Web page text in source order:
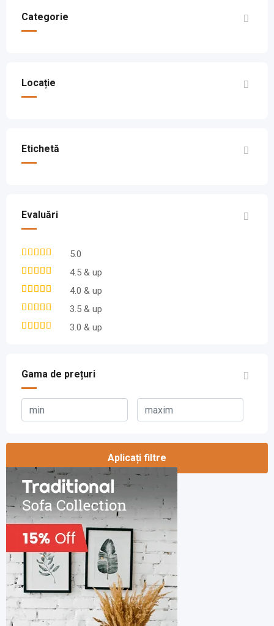
Categorie
Locație
Etichetă
Evaluări
5.0
4.5 & up
4.0 & up
3.5 & up
3.0 & up
Gama de prețuri
Aplicați filtre